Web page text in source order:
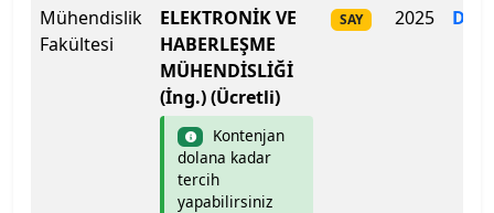
Mühendislik
Fakültesi
ELEKTRONİK VE
HABERLEŞME
MÜHENDİSLİĞİ
(İng.) (Ücretli)
Kontenjan
dolana kadar
tercih
yapabilirsiniz
SAY 2025